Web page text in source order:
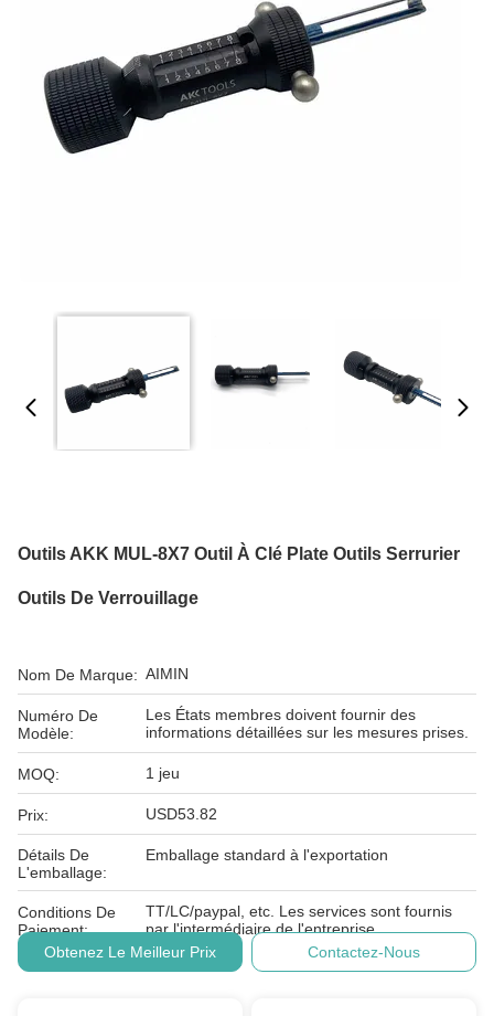
Outils AKK MUL-8X7 Outil À Clé Plate Outils Serrurier
Outils De Verrouillage
Nom De Marque: AIMIN
Numéro De
Modèle:
Les États membres doivent fournir des
informations détaillées sur les mesures prises.
MOQ: 1 jeu
Prix: USD53.82
Détails De
L'emballage:
Emballage standard à l'exportation
Conditions De
Paiement:
TT/LC/paypal, etc. Les services sont fournis
par l'intermédiaire de l'entreprise.
Obtenez Le Meilleur Prix
Contactez-Nous